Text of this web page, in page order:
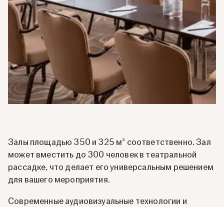
Залы площадью 350 и 325 м² соответственно. Зал
может вместить до 300 человек в театральной
рассадке, что делает его универсальным решением
для вашего мероприятия.
Современные аудиовизуальные технологии и